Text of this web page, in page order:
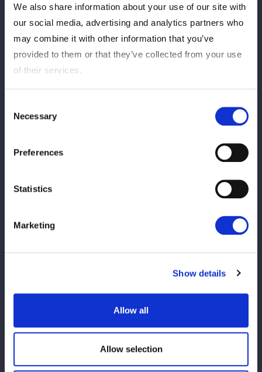
We also share information about your use of our site with
our social media, advertising and analytics partners who
may combine it with other information that you’ve
provided to them or that they’ve collected from your use
of their services.
Selection
Necessary
Preferences
Statistics
Marketing
Show details
Allow all
Allow selection
販売スケジュール
チケットのご購入は大会当日8月3日(日)19:00まで
※8/3午前0時より当日料金が適用されます。
は、一般発売にてお買い求めください。その場合でも先行入場時
間にご入場頂けます。
発売開始日時
5月27日(火)
ローソンWEB会員限定
12:00
一般発売
会場販売当日券
※チケットぴあ、ローソンチケットが売り切
8月3日(日)
・および16:00～